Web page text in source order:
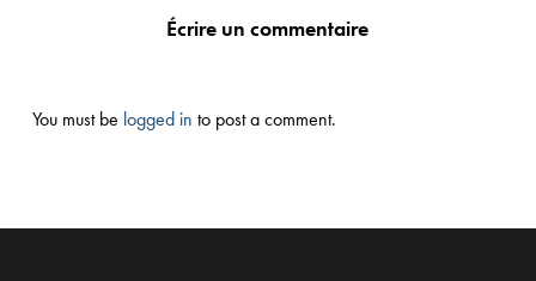
Écrire un commentaire
You must be logged in to post a comment.